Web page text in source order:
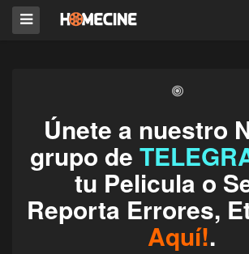
Únete a nuestro
grupo de
tu Pelicula o
Reporta Errores,
Aquí!.